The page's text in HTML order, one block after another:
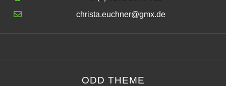
christa.euchner@gmx.de
ODD THEME